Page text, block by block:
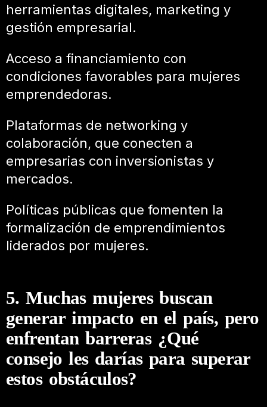
herramientas digitales, marketing y
gestión empresarial.
Acceso a financiamiento con
condiciones favorables para mujeres
emprendedoras.
Plataformas de networking y
colaboración, que conecten a
empresarias con inversionistas y
mercados.
Políticas públicas que fomenten la
formalización de emprendimientos
liderados por mujeres.
5. Muchas mujeres buscan
generar impacto en el país, pero
enfrentan barreras ¿Qué
consejo les darías para superar
estos obstáculos?